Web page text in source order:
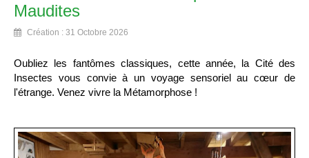
Maudites
Création : 31 Octobre 2026
Oubliez les fantômes classiques, cette année, la Cité des
Insectes vous convie à un voyage sensoriel au cœur de
l'étrange. Venez vivre la Métamorphose !